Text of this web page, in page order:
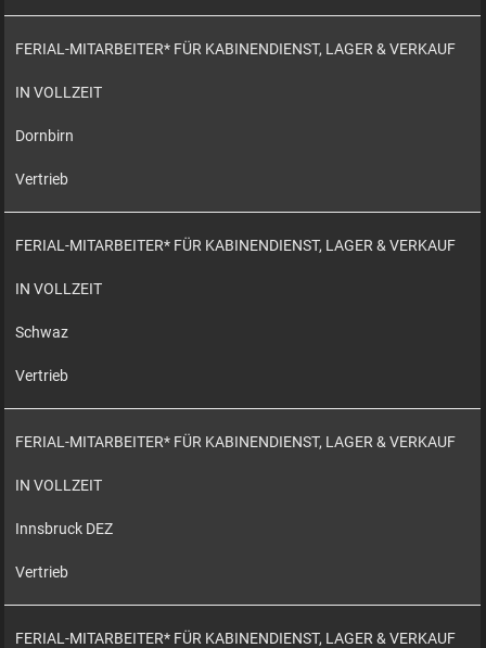
FERIAL-MITARBEITER* FÜR KABINENDIENST, LAGER & VERKAUF
IN VOLLZEIT
Dornbirn
Vertrieb
FERIAL-MITARBEITER* FÜR KABINENDIENST, LAGER & VERKAUF
IN VOLLZEIT
Schwaz
Vertrieb
FERIAL-MITARBEITER* FÜR KABINENDIENST, LAGER & VERKAUF
IN VOLLZEIT
Innsbruck DEZ
Vertrieb
FERIAL-MITARBEITER* FÜR KABINENDIENST, LAGER & VERKAUF